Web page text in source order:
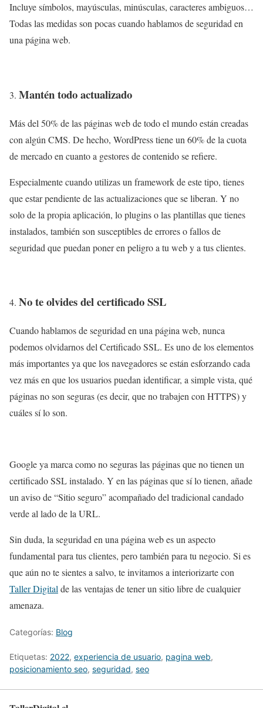
Incluye símbolos, mayúsculas, minúsculas, caracteres ambiguos…
Todas las medidas son pocas cuando hablamos de seguridad en
una página web.
Mantén todo actualizado
Más del 50% de las páginas web de todo el mundo están creadas
con algún CMS. De hecho, WordPress tiene un 60% de la cuota
de mercado en cuanto a gestores de contenido se refiere.
Especialmente cuando utilizas un framework de este tipo, tienes
que estar pendiente de las actualizaciones que se liberan. Y no
solo de la propia aplicación, lo plugins o las plantillas que tienes
instalados, también son susceptibles de errores o fallos de
seguridad que puedan poner en peligro a tu web y a tus clientes.
No te olvides del certificado SSL
Cuando hablamos de seguridad en una página web, nunca
podemos olvidarnos del Certificado SSL. Es uno de los elementos
más importantes ya que los navegadores se están esforzando cada
vez más en que los usuarios puedan identificar, a simple vista, qué
páginas no son seguras (es decir, que no trabajen con HTTPS) y
cuáles sí lo son.
Google ya marca como no seguras las páginas que no tienen un
certificado SSL instalado. Y en las páginas que sí lo tienen, añade
un aviso de “Sitio seguro” acompañado del tradicional candado
verde al lado de la URL.
Sin duda, la seguridad en una página web es un aspecto
fundamental para tus clientes, pero también para tu negocio. Si es
que aún no te sientes a salvo, te invitamos a interiorizarte con
Taller Digital de las ventajas de tener un sitio libre de cualquier
amenaza.
Categorías: Blog
Etiquetas: 2022, experiencia de usuario, pagina web,
posicionamiento seo, seguridad, seo